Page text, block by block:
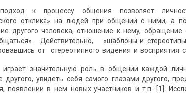
к процессу общения позволяет
отклика» на людей при общении с ними, а
другого человека, отношение к нему,
Действительно, «шаблоны и
от стереотипного видения и
играет значительную роль в общении каждой
другого, увидеть себя самого глазами другого,
появлении в нем новых участников и т.п. [1].